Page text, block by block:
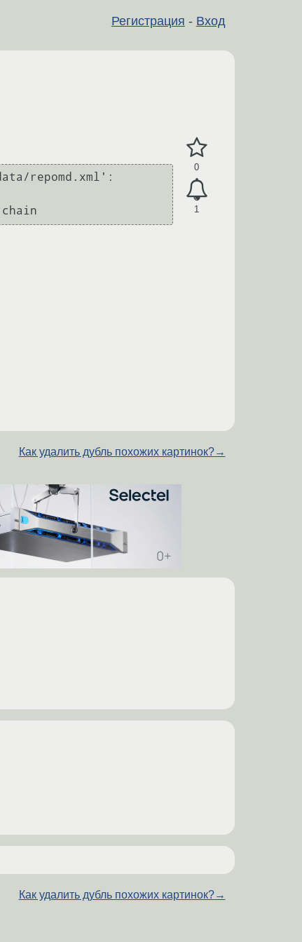
Регистрация - Вход
0
1
repomd.xml':
Как удалить дубль похожих картинок?→
Как удалить дубль похожих картинок?→